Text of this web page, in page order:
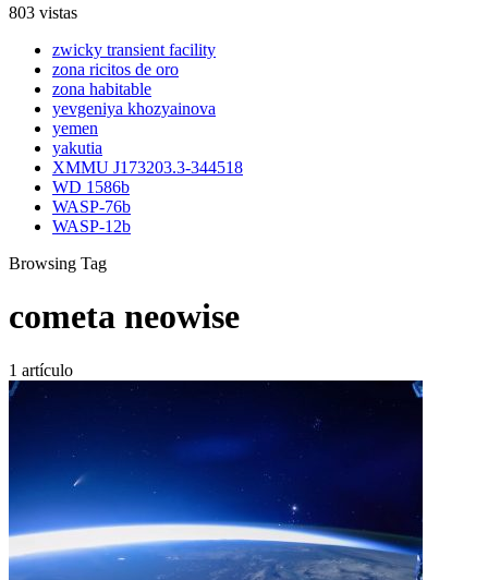
803 vistas
zwicky transient facility
zona ricitos de oro
zona habitable
yevgeniya khozyainova
yemen
yakutia
XMMU J173203.3-344518
WD 1586b
WASP-76b
WASP-12b
Browsing Tag
cometa neowise
1 artículo